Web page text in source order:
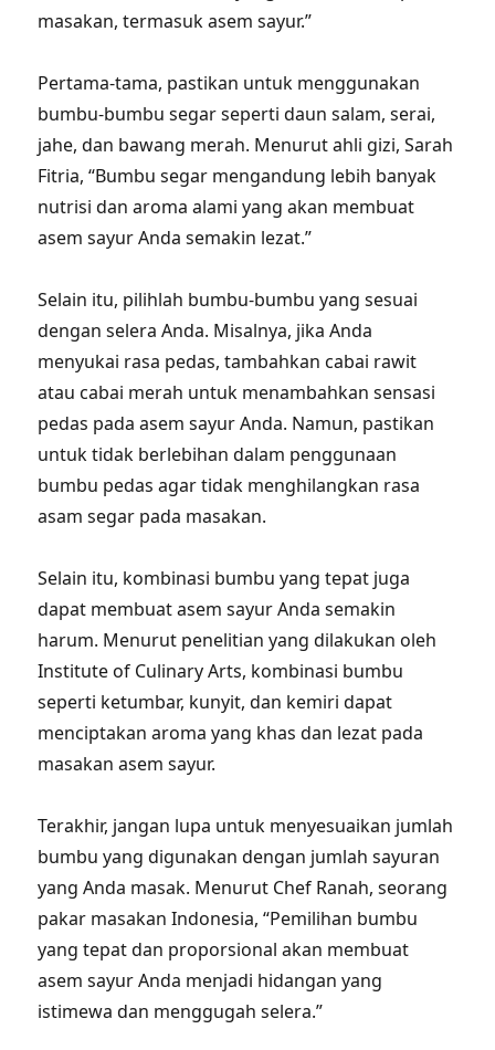
masakan, termasuk asem sayur.”
Pertama-tama, pastikan untuk menggunakan
bumbu-bumbu segar seperti daun salam, serai,
jahe, dan bawang merah. Menurut ahli gizi, Sarah
Fitria, “Bumbu segar mengandung lebih banyak
nutrisi dan aroma alami yang akan membuat
asem sayur Anda semakin lezat.”
Selain itu, pilihlah bumbu-bumbu yang sesuai
dengan selera Anda. Misalnya, jika Anda
menyukai rasa pedas, tambahkan cabai rawit
atau cabai merah untuk menambahkan sensasi
pedas pada asem sayur Anda. Namun, pastikan
untuk tidak berlebihan dalam penggunaan
bumbu pedas agar tidak menghilangkan rasa
asam segar pada masakan.
Selain itu, kombinasi bumbu yang tepat juga
dapat membuat asem sayur Anda semakin
harum. Menurut penelitian yang dilakukan oleh
Institute of Culinary Arts, kombinasi bumbu
seperti ketumbar, kunyit, dan kemiri dapat
menciptakan aroma yang khas dan lezat pada
masakan asem sayur.
Terakhir, jangan lupa untuk menyesuaikan jumlah
bumbu yang digunakan dengan jumlah sayuran
yang Anda masak. Menurut Chef Ranah, seorang
pakar masakan Indonesia, “Pemilihan bumbu
yang tepat dan proporsional akan membuat
asem sayur Anda menjadi hidangan yang
istimewa dan menggugah selera.”